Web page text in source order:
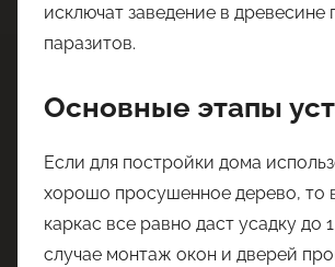
исключат заведение в древесине
паразитов.
Основные этапы
Если для постройки дома
хорошо просушенное дерево, то
каркас все равно даст усадку до
случае монтаж окон и дверей